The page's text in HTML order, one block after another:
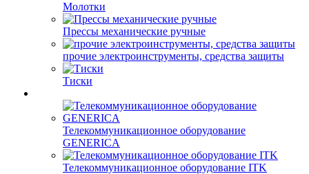
Молотки
Прессы механические ручные
прочие электроинструменты, средства защиты
Тиски
Телекоммуникационное оборудование
GENERICA
Телекоммуникационное оборудование ITK